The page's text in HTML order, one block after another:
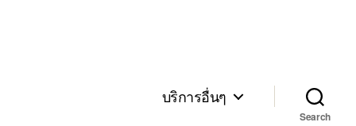
บริการอื่นๆ
Search